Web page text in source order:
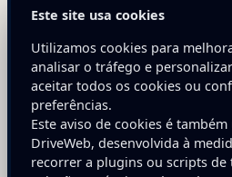
sua empresa.
E-mail
Este site usa cookies
Utilizamos cookies para
analisar o tráfego e
aceitar todos os cookies ou
preferências.
Este aviso de cookies é
DriveWeb, desenvolvida à
recorrer a plugins ou scripts de